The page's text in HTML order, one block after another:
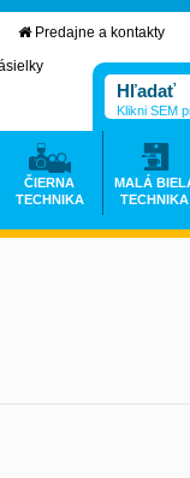
Predajne a kontakty
Klikni SEM
ČIERNA
TECHNIKA
MALÁ
TECHNIKA